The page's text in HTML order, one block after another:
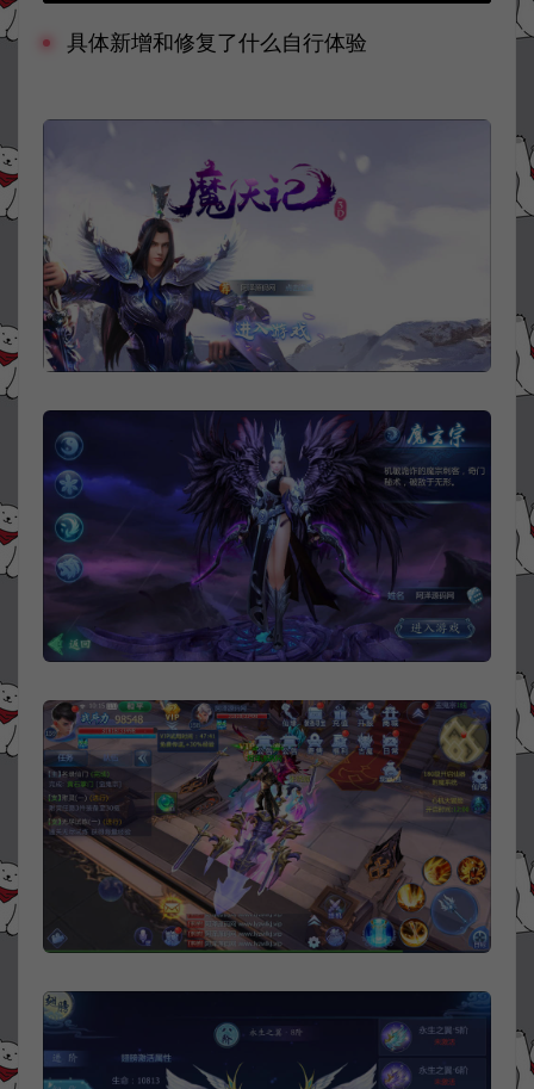
具体新增和修复了什么自行体验